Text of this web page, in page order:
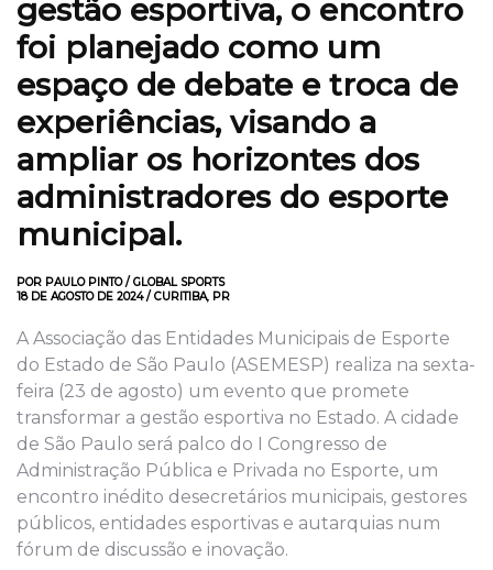
gestão esportiva, o encontro
foi planejado como um
espaço de debateetroca de
experiências,visando a
ampliar os horizontes dos
administradores do esporte
municipal .
POR PAULO PINTO / GLOBAL SPORTS
18 DE AGOSTO DE 2024 / CURITIBA, PR
A Associação das Entidades Municipais de Esporte
do Estado de São Paulo (ASEMESP) realiza na sexta-
feira (23 de agosto) um evento que promete
transformar a gestão esportiva no Estado. A cidade
de São Paulo será palco do I Congresso de
Administração Pública e Privada no Esporte, um
encontro inédito desecretários municipais, gestores
públicos, entidades esportivas e autarquias num
fórum de discussão e inovação.